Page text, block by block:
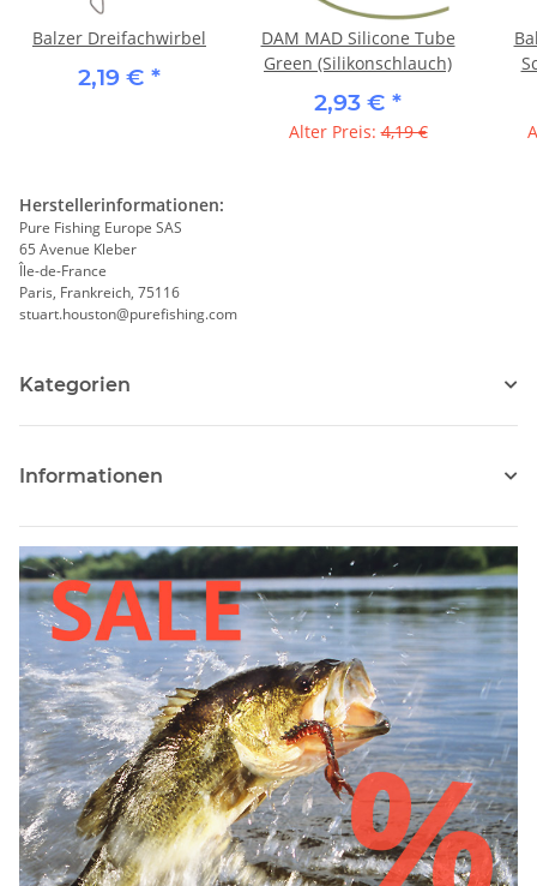
Balzer Dreifachwirbel
2,19 € *
DAM MAD Silicone Tube
Green (Silikonschlauch)
2,93 € *
Alter Preis:4,19 €
Herstellerinformationen:
Pure Fishing Europe SAS
65 Avenue Kleber
Île-de-France
Paris, Frankreich, 75116
stuart.houston@purefishing.com
Kategorien
Informationen